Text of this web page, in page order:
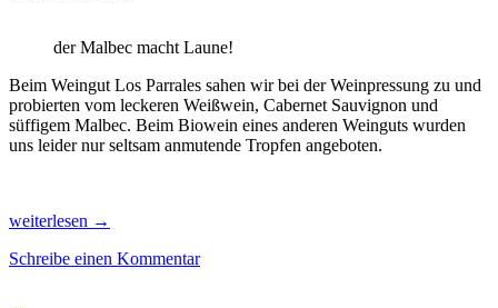
der Malbec macht Laune!
Beim Weingut Los Parrales sahen wir bei der Weinpressung zu und
probierten vom leckeren Weißwein, Cabernet Sauvignon und
süffigem Malbec. Beim Biowein eines anderen Weinguts wurden
uns leider nur seltsam anmutende Tropfen angeboten.
Wein,
Gesang
weiterlesen →
Schreibe einen Kommentar